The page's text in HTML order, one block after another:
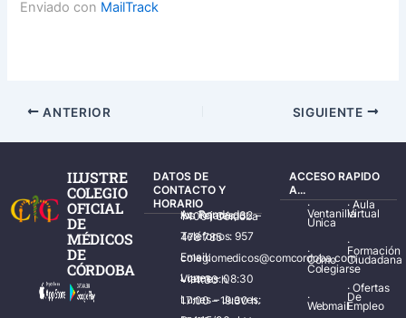
Enviado con MailTrack
ANTERIOR SIGUIENTE
ILUSTRE
COLEGIO
OFICIAL
DE
MÉDICOS
DE
CÓRDOBA
DATOS DE
CONTACTO Y
HORARIO
Av. Ronda de los Tejares, 32 – 14001 Córdoba
Teléfonos: 957 478 785
Email: colegiomedicos@comcordoba.com
Lunes – Viernes: 08:30 – 14:30 h.
Lunes – Jueves: 17:00 – 19:30 h.
ACCESO RAPIDO
A...
·
Ventanilla
Única
·
Cómo
Colegiarse
·
Webmail
·Aula
Virtual
·
Formación
Ciudadana
·Ofertas
De
Empleo